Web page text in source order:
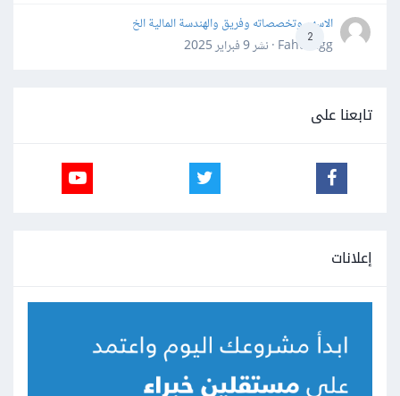
2
الاسهم وتخصصاته وفريق والهندسة المالية الخ
Fahd Ggg · نشر
9 فبراير 2025
تابعنا على
إعلانات